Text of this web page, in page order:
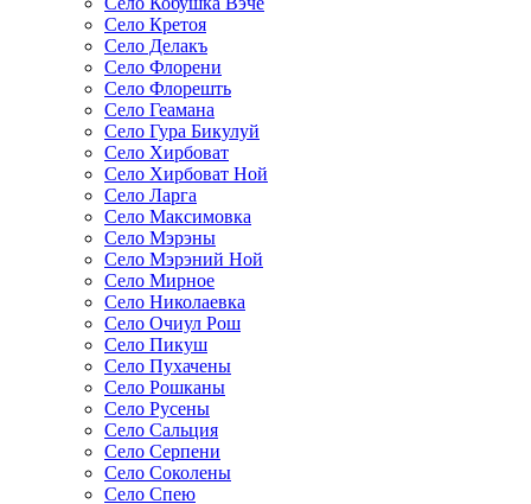
Село Кретоя
Село Делакъ
Село Флорени
Село Флорешть
Село Геамана
Село Гура Бикулуй
Село Хирбоват
Село Хирбоват Ной
Село Ларга
Село Максимовка
Село Мэрэны
Село Мэрэний Ной
Село Мирное
Село Николаевка
Село Очиул Рош
Село Пикуш
Село Пухачены
Село Рошканы
Село Русены
Село Сальция
Село Серпени
Село Соколены
Село Спею